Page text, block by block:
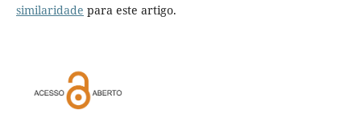
similaridade para este artigo.